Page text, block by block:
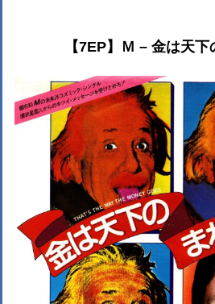
【7EP】Ｍ – 金は天